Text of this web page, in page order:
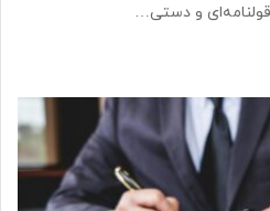
و دستی…